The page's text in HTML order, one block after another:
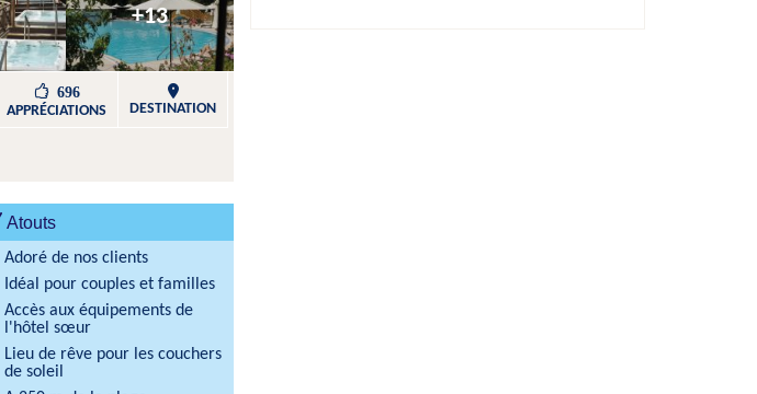
+13
696
APPRÉCIATIONS
DESTINATION
Atouts
Adoré de nos clients
Idéal pour couples et familles
Accès aux équipements de
l'hôtel sœur
Lieu de rêve pour les couchers
de soleil